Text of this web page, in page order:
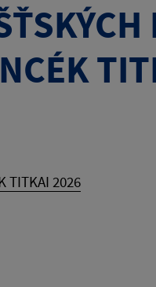
TITKAI 2026